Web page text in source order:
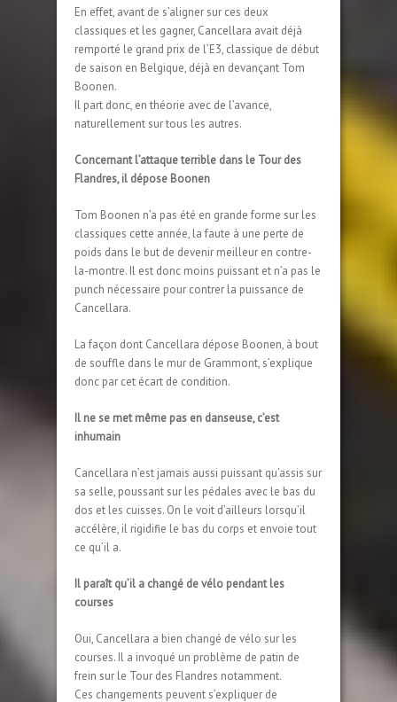
En effet, avant de s’aligner sur ces deux
classiques et les gagner, Cancellara avait déjà
remporté le grand prix de l’E3, classique de début
de saison en Belgique, déjà en devançant Tom
Boonen.
Il part donc, en théorie avec de l’avance,
naturellement sur tous les autres.
Concernant l’attaque terrible dans le Tour des
Flandres, il dépose Boonen
Tom Boonen n’a pas été en grande forme sur les
classiques cette année, la faute à une perte de
poids dans le but de devenir meilleur en contre-
la-montre. Il est donc moins puissant et n’a pas le
punch nécessaire pour contrer la puissance de
Cancellara.
La façon dont Cancellara dépose Boonen, à bout
de souffle dans le mur de Grammont, s’explique
donc par cet écart de condition.
Il ne se met même pas en danseuse, c’est
inhumain
Cancellara n’est jamais aussi puissant qu’assis sur
sa selle, poussant sur les pédales avec le bas du
dos et les cuisses. On le voit d’ailleurs lorsqu’il
accélère, il rigidifie le bas du corps et envoie tout
ce qu’il a.
Il paraît qu’il a changé de vélo pendant les
courses
Oui, Cancellara a bien changé de vélo sur les
courses. Il a invoqué un problème de patin de
frein sur le Tour des Flandres notamment.
Ces changements peuvent s’expliquer de